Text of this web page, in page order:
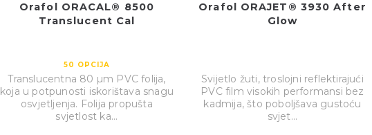
Orafol ORACAL® 8500
Translucent Cal
50 OPCIJA
Translucentna 80 µm PVC folija,
koja u potpunosti iskorištava snagu
osvjetljenja. Folija propušta
svjetlost ka...
Orafol ORAJET® 3930 After
Glow
Svijetlo žuti, troslojni reflektirajući
PVC film visokih performansi bez
kadmija, što poboljšava gustoću
svjet...